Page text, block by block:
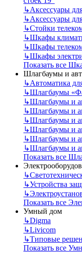
↳Аксессуары
↳Аксессуары
↳Стойки
↳Шкафы
↳Шкафы
↳Шкафы
Показать все
Шлагбаумы и
↳Автоматика
↳Шлагбаумы
↳Шлагбаумы и
↳Шлагбаумы и
↳Шлагбаумы и
↳Шлагбаумы и
↳Шлагбаумы и
↳Шлагбаумы и
Показать все
↳
↳Устройства
↳
Показать все
Умный дом
↳Digma
↳Livicom
↳Типовые
Показать все